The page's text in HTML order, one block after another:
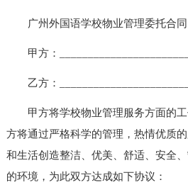
广州外国语学校物业管理委托合同
甲方：
乙方：
甲方将学校物业管理服务方面的工
方将通过严格科学的管理，热情优质
和生活创造整洁、优美、舒适、安全
的环境，为此双方达成如下协议：